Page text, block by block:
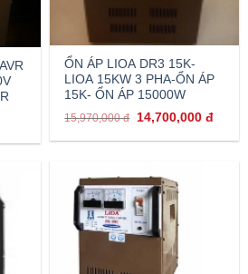
ỔN ÁP LIOA DR3 15K-
LIOA 15KW 3 PHA-ỔN ÁP
15K- ỔN ÁP 15000W
15,970,000đ 14,700,000 đ